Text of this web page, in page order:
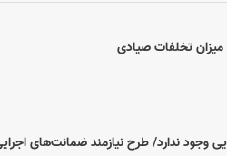
میزان تخلفات صیادی
وجود ندارد/ طرح نیازمند ضمانت‌های